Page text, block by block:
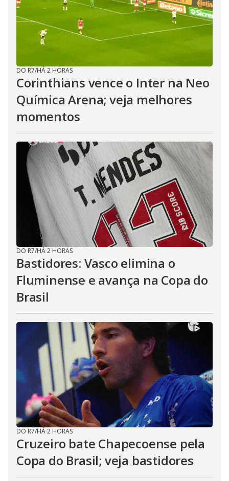
DO R7/HÁ 2 HORAS
Corinthians vence o Inter na Neo
Química Arena; veja melhores
momentos
DO R7/HÁ 2 HORAS
Bastidores: Vasco elimina o
Fluminense e avança na Copa do
Brasil
DO R7/HÁ 2 HORAS
Cruzeiro bate Chapecoense pela
Copa do Brasil; veja bastidores